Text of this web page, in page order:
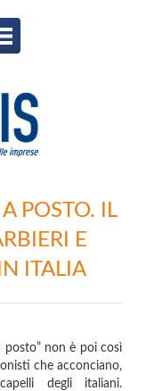
POSTO. IL
E
ITALIA
posto” non è poi così
che acconciano,
degli italiani.